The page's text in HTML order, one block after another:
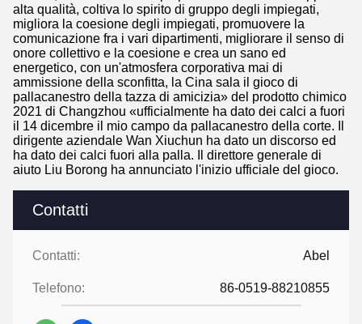
Contatti
Contatti: Abel
Telefono: 86-0519-88210855
alta qualità, coltiva lo spirito di gruppo degli impiegati,
migliora la coesione degli impiegati, promuovere la
comunicazione fra i vari dipartimenti, migliorare il senso di
onore collettivo e la coesione e crea un sano ed
energetico, con un'atmosfera corporativa mai di
ammissione della sconfitta, la Cina sala il gioco di
pallacanestro della tazza di amicizia» del prodotto chimico
2021 di Changzhou «ufficialmente ha dato dei calci a fuori
il 14 dicembre il mio campo da pallacanestro della corte. Il
dirigente aziendale Wan Xiuchun ha dato un discorso ed
ha dato dei calci fuori alla palla. Il direttore generale di
aiuto Liu Borong ha annunciato l'inizio ufficiale del gioco.